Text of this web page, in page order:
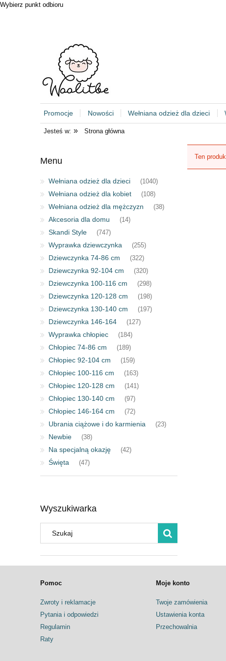
Wybierz punkt odbioru
Promocje Nowości Wełniana odzież dla dzieci
Jesteś w: » Strona główna
Menu
Wełniana odzież dla dzieci (1040)
Wełniana odzież dla kobiet (108)
Wełniana odzież dla mężczyzn (38)
Akcesoria dla domu (14)
Skandi Style (747)
Wyprawka dziewczynka (255)
Dziewczynka 74-86 cm (322)
Dziewczynka 92-104 cm (320)
Dziewczynka 100-116 cm (298)
Dziewczynka 120-128 cm (198)
Dziewczynka 130-140 cm (197)
Dziewczynka 146-164 (127)
Wyprawka chłopiec (184)
Chłopiec 74-86 cm (189)
Chłopiec 92-104 cm (159)
Chłopiec 100-116 cm (163)
Chłopiec 120-128 cm (141)
Chłopiec 130-140 cm (97)
Chłopiec 146-164 cm (72)
Ubrania ciążowe i do karmienia (23)
Newbie (38)
Na specjalną okazję (42)
Święta (47)
Wyszukiwarka
Ten
Pomoc
Zwroty i reklamacje
Pytania i odpowiedzi
Regulamin
Raty
Moje konto
Twoje zamówienia
Ustawienia konta
Przechowalnia